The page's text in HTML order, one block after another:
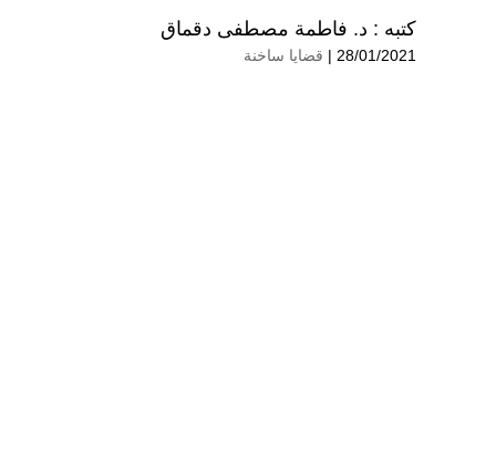
كتبه : د. فاطمة مصطفی دقماق
28/01/2021 | قضايا ساخنة